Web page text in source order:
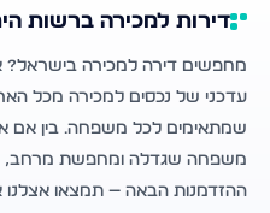
דירות למכירה ברשות
מחפשים דירה למכירה בישראל?
עדכני של נכסים למכירה מכל
שמתאימים לכל משפחה. בין אם
משפחה שגדלה ומחפשת מרחב,
ההזדמנות הבאה — תמצאו אצלנו